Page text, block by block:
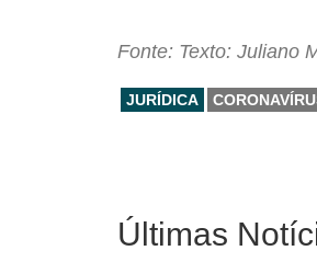
Fonte: Texto: Juliano
JURÍDICA
Últimas